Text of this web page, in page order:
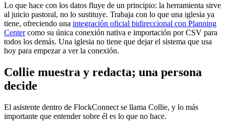
Lo que hace con los datos fluye de un principio: la herramienta sirve
al juicio pastoral, no lo sustituye. Trabaja con lo que una iglesia ya
tiene, ofreciendo una integración oficial bidireccional con Planning
Centercomo su única conexión nativa e importación por CSV para
todos los demás. Una iglesia no tiene que dejar el sistema que usa
hoy para empezar a ver la conexión.
Collie muestra y redacta; una persona
decide
El asistente dentro de FlockConnect se llama Collie, y lo más
importante que entender sobre él es lo que no hace.